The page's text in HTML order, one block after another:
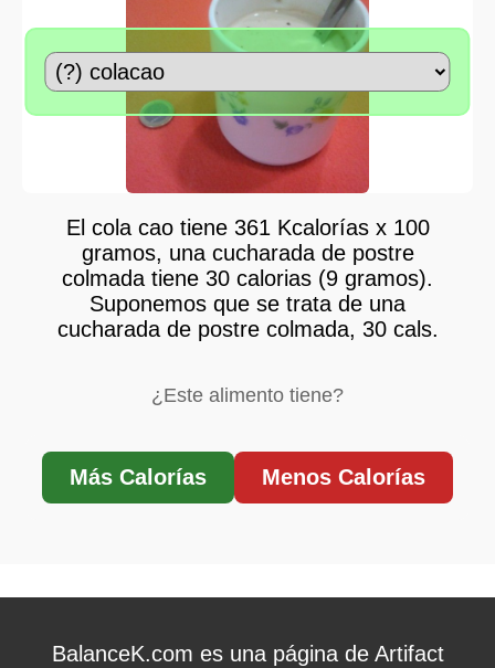
El cola cao tiene 361 Kcalorías x 100
gramos, una cucharada de postre
colmada tiene 30 calorias (9 gramos).
Suponemos que se trata de una
cucharada de postre colmada, 30 cals.
¿Este alimento tiene?
Más Calorías Menos Calorías
BalanceK.com es una página de Artifact